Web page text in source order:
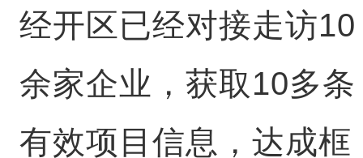
经开区已经对接走访10
余家企业，获取10多条
有效项目信息，达成框